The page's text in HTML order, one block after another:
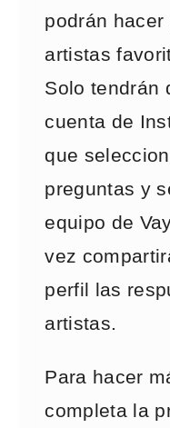
podrán
artistas
Solo tendrán
cuenta de
que
preguntas y
equipo de
vez
perfil las
artistas.
Para hacer
completa la